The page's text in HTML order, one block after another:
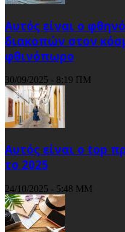
Αυτός είναι ο
διακοπών στον
φθινόπωρο
30/09/2025 - 8:19 ΠΜ
Αυτός είναι ο top
το 2025
24/10/2025 - 5:48 ΜΜ